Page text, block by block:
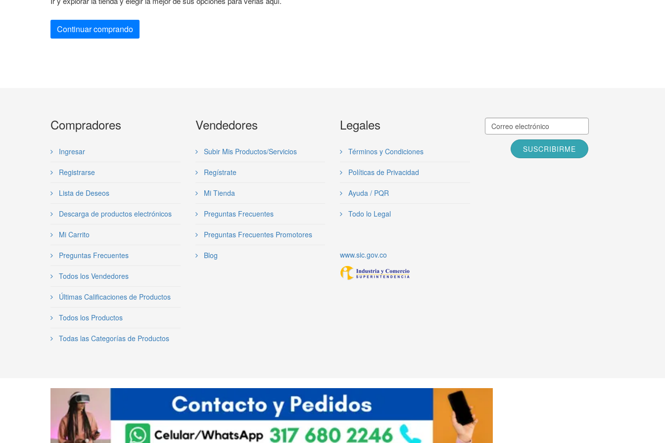
Continuar comprando
Compradores
Ingresar
Registrarse
Lista de Deseos
Descarga de productos electrónicos
Mi Carrito
Preguntas Frecuentes
Todos los Vendedores
Últimas Calificaciones de Productos
Todos los Productos
Todas las Categorías de Productos
Vendedores
Subir Mis Productos/Servicios
Regístrate
Mi Tienda
Preguntas Frecuentes
Preguntas Frecuentes Promotores
Blog
Legales
Términos y Condiciones
Políticas de Privacidad
Ayuda / PQR
Todo lo Legal
www.sic.gov.co